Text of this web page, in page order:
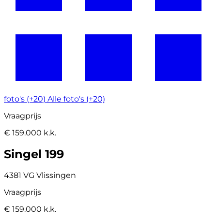
foto's (+20) Alle foto's (+20)
Vraagprijs
€ 159.000 k.k.
Singel 199
4381 VG Vlissingen
Vraagprijs
€ 159.000 k.k.